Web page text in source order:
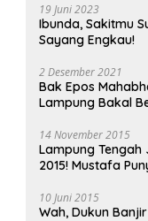
19 Juni 2023
Ibunda, Sakitmu
Sayang Engkau!
2 Desember 2021
Bak Epos
Lampung Bakal
14 November 2015
Lampung Tengah
2015! Mustafa
10 Juni 2015
Wah, Dukun